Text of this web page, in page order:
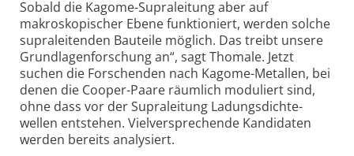
Sobald die Kagome-Supraleitung aber auf
makroskopischer Ebene funktioniert, werden solche
supraleitenden Bauteile möglich. Das treibt unsere
Grundlagen­forschung an“, sagt Thomale. Jetzt
suchen die Forschenden nach Kagome-Metallen, bei
denen die Cooper-Paare räumlich moduliert sind,
ohne dass vor der Supra­leitung Ladungsdichte­
wellen entstehen. Vielver­sprechende Kandidaten
werden bereits analysiert.